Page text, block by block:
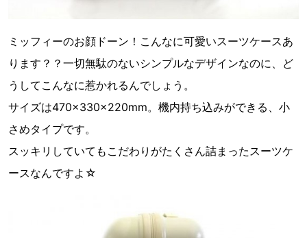
ミッフィーのお顔ドーン！こんなに可愛いスーツケースあ
ります？？一切無駄のないシンプルなデザインなのに、ど
うしてこんなに惹かれるんでしょう。
サイズは470×330×220mm。機内持ち込みができる、小
さめタイプです。
スッキリしていてもこだわりがたくさん詰まったスーツケ
ースなんですよ☆